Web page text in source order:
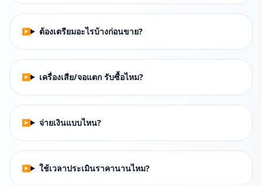
ต้องเตรียมอะไรบ้างก่อนขาย?
เครื่องเสีย/จอแตก รับซื้อไหม?
จ่ายเงินแบบไหน?
ใช้เวลาประเมินราคานานไหม?